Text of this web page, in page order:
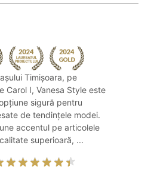
Timișoara, pe
Carol I, Vanesa Style este
sigură pentru
de tendințele modei.
accentul pe articolele
superioară, ...